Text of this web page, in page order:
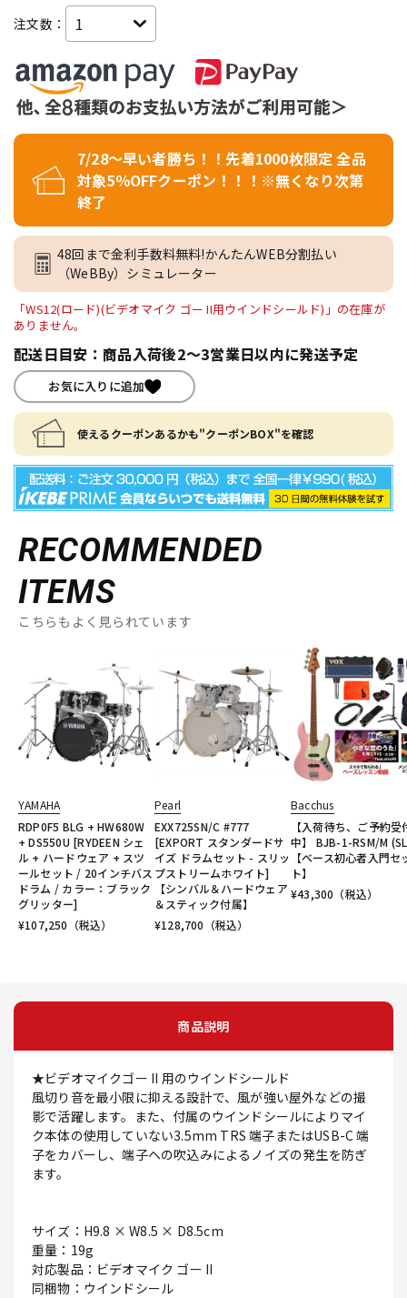
注文数：
7/28～早い者勝ち！！先着1000枚限定 全品
対象5％OFFクーポン！！！※無くなり次第
終了
48回まで金利手数料無料!かんたんWEB分割払い
（WeBBy）シミュレーター
「WS12(ロード)(ビデオマイク ゴー II用ウインドシールド)」の在庫が
ありません。
配送日目安：商品入荷後2～3営業日以内に発送予定
お気に入りに追加
使えるクーポンあるかも"クーポンBOX"を確認
RECOMMENDED
ITEMS
こちらもよく見られています
YAMAHA
RDP0F5 BLG + HW680W
+ DS550U [RYDEEN シェ
ル + ハードウェア + スツ
ールセット / 20インチバス
ドラム / カラー：ブラック
グリッター]
¥107,250 （税込）
Pearl
EXX725SN/C #777
[EXPORT スタンダードサ
イズ ドラムセット - スリッ
プストリームホワイト]
【シンバル＆ハードウェア
＆スティック付属】
¥128,700 （税込）
Bacchus
【入荷待ち、ご予約受
中】 BJB-1-RSM/M
【ベース初心者入門セ
ト】
¥43,300 （税込）
商品説明
★ビデオマイクゴー II 用のウインドシールド
風切り音を最小限に抑える設計で、風が強い屋外などの撮
影で活躍します。また、付属のウインドシールによりマイ
ク本体の使用していない3.5mm TRS 端子またはUSB-C 端
子をカバーし、端子への吹込みによるノイズの発生を防ぎ
ます。
サイズ：H9.8 × W8.5 × D8.5cm
重量：19g
対応製品：ビデオマイク ゴー II
同梱物：ウインドシール